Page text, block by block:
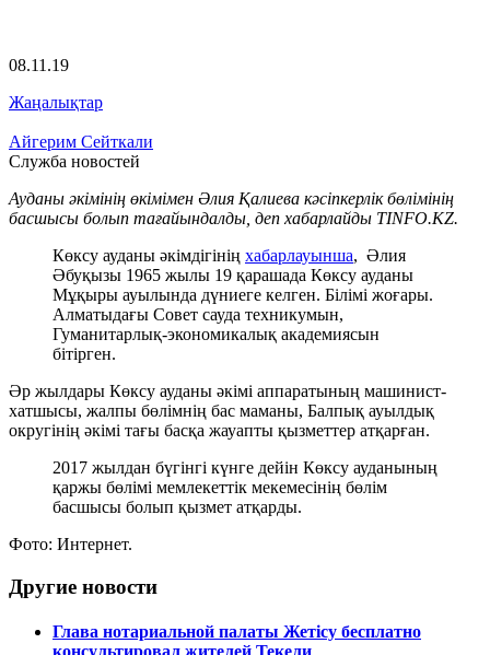
08.11.19
Жаңалықтар
Айгерим Сейткали
Служба новостей
Ауданы әкімінің өкімімен Әлия Қалиева кәсіпкерлік бөлімінің
басшысы болып тағайындалды, деп хабарлайды TINFO.KZ.
Көксу ауданы әкімдігінің хабарлауынша, Әлия
Әбуқызы​ 1965 жылы 19 қарашада Көксу ауданы
Мұқыры ауылында дүниеге келген. Білімі жоғары.​
Алматыдағы Совет сауда техникумын,
Гуманитарлық-экономикалық академиясын
бітірген. ​
Әр жылдары Көксу ауданы әкімі аппаратының машинист-
хатшысы, жалпы бөлімнің​ бас маманы,​ Балпық ауылдық
округінің әкімі тағы басқа жауапты қызметтер атқарған.
2017 жылдан бүгінгі күнге дейін Көксу ауданының
қаржы бөлімі мемлекеттік мекемесінің бөлім
басшысы болып қызмет атқарды.
Фото: Интернет.
Другие новости
Глава нотариальной палаты Жетісу бесплатно